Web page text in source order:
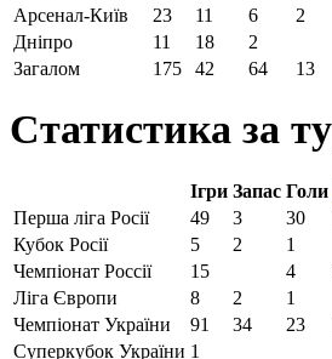
Арсенал-Київ
23 11 6
2
Дніпро
11 18
2
Загалом
175 42 64 13
Статистика за
Ігри Запас Голи
Перша ліга Росії
49 3 30
Кубок Росії
5 2
1
Чемпіонат Россії
15 4
Ліга Європи
8 2
1
Чемпіонат України
91 34 23
Суперкубок України 1